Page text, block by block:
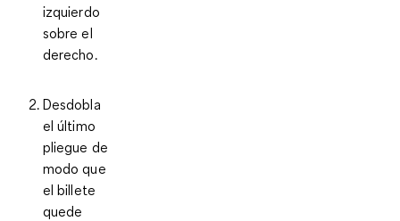
izquierdo
sobre el
derecho.
Desdobla
el último
pliegue de
modo que
el billete
quede